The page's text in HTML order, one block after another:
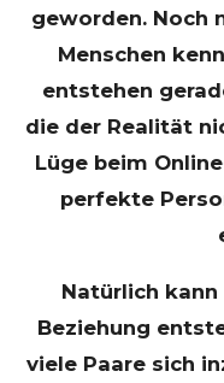
geworden. Noch
Menschen
entstehen
die der Realität
Lüge beim
perfekte
Natürlich
Beziehung
viele Paare sich